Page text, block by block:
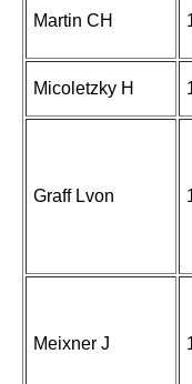
Martin CH
Micoletzky H
Graff Lvon
Meixner J